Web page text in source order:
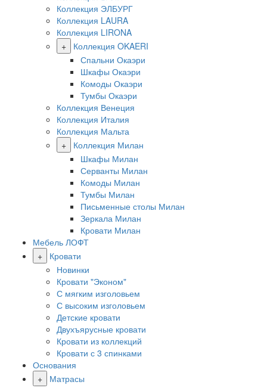
Коллекция ЭЛБУРГ
Коллекция LAURA
Коллекция LIRONA
+
Коллекция OKAERI
Спальни Окаэри
Шкафы Окаэри
Комоды Окаэри
Тумбы Окаэри
Коллекция Венеция
Коллекция Италия
Коллекция Мальта
+
Коллекция Милан
Шкафы Милан
Серванты Милан
Комоды Милан
Тумбы Милан
Письменные столы Милан
Зеркала Милан
Кровати Милан
Мебель ЛОФТ
+
Кровати
Новинки
Кровати "Эконом"
С мягким изголовьем
С высоким изголовьем
Детские кровати
Двухъярусные кровати
Кровати из коллекций
Кровати с 3 спинками
Основания
+
Матрасы